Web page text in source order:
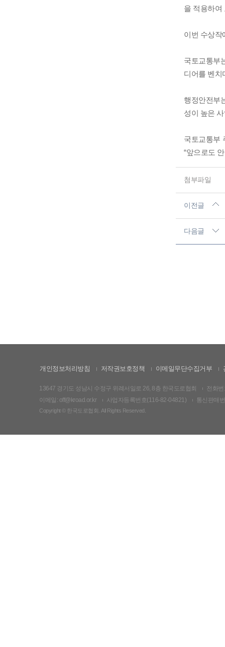
을 적용하여
이번 수상작
국토교통부
디어를 벤치
행정안전부
성이 높은
국토교통부
“앞으로도
첨부파일
이전글
다음글
개인정보처리방침 저작권보호정책 이메일무단수집거부
13647 경기도 성남시 수정구 위례서일로 26, 8층 한국도로협회
전화
이메일: off@kroad.or.kr
사업자등록번호(116-82-04821) 통신판매
Copyright © 한국도로협회. All Rights Reserved.